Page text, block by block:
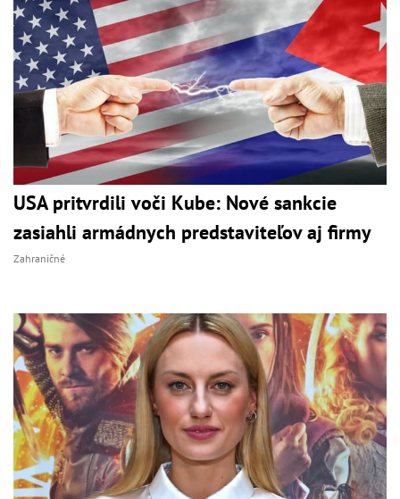
USA pritvrdili voči Kube: Nové sankcie
zasiahli armádnych predstaviteľov aj firmy
Zahraničné